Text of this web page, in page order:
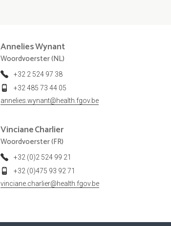
AnneliesWynant
Woordvoerster (NL)
+32 2 524 97 38
+32 485 73 44 05
annelies.wynant@health.fgov.be
VincianeCharlier
Woordvoerster (FR)
+32 (0)2 524 99 21
+32 (0)475 93 92 71
vinciane.charlier@health.fgov.be